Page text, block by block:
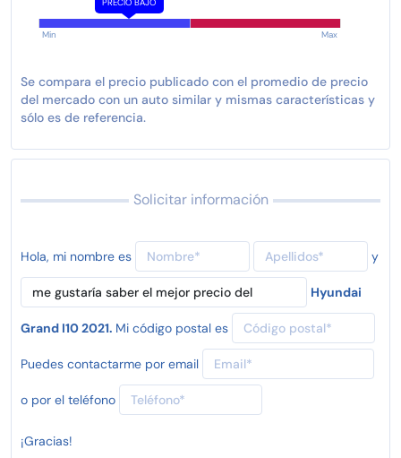
Min Max
Se compara el precio publicado con el promedio de precio
del mercado con un auto similar y mismas características y
sólo es de referencia.
Solicitar información
Hola, mi nombre es y
Hyundai
Grand I10 2021. Mi código postal es
Puedes contactarme por email
o por el teléfono
¡Gracias!